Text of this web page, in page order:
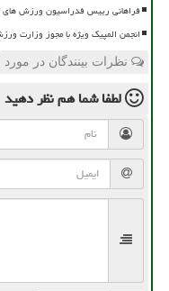
فراهانی رییس فدراسیون ورزش های
انجمن المپیک ویژه با مجوز وزارت
نظرات بینندگان در
لطفا شما همنظر دهید